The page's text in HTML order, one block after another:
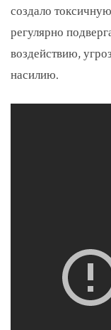
создало
регулярно
воздействию,
насилию.